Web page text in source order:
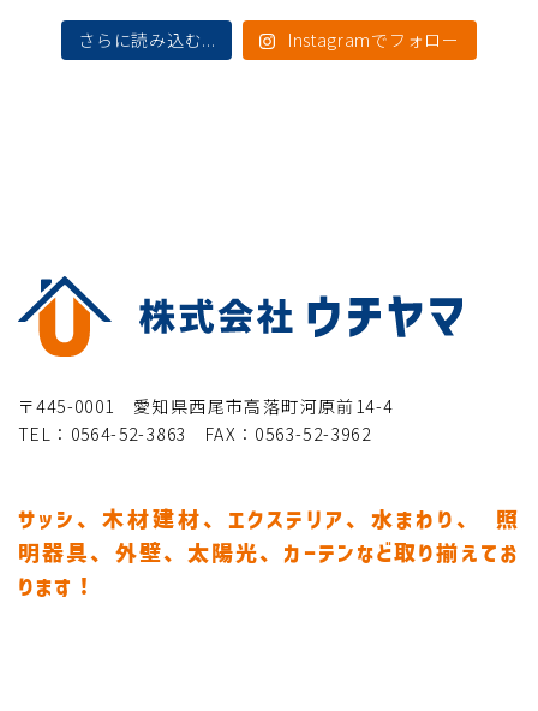
さらに読み込む... Instagramでフォロー
〒445-0001 愛知県西尾市高落町河原前14-4
TEL：0564-52-3863 FAX：0563-52-3962
サッシ、木材建材、エクステリア、水まわり、
照
明器具、外壁、太陽光、カーテンなど取り揃えてお
ります！